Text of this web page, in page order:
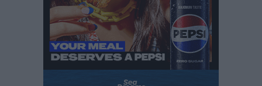
Νέες ταυτότητες: Ποιοι πρέπει να τις αλλάξουν άμεσα
και ποιοι όχι
• πριν 3 ώρες